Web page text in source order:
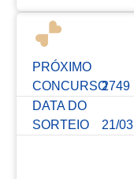
PRÓXIMO
CONCURSO2749
DATA DO
SORTEIO
21/03